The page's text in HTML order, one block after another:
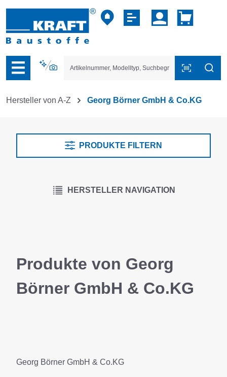
der B2B-Plattform springen
Hersteller von A-Z Georg Börner GmbH & Co.KG
PRODUKTE FILTERN
HERSTELLER NAVIGATION
Produkte von Georg
Börner GmbH & Co.KG
Georg Börner GmbH & Co.KG